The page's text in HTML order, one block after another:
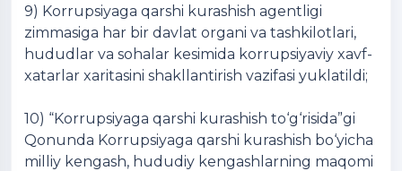
9) Korrupsiyaga qarshi kurashish agentligi
zimmasiga har bir davlat organi va tashkilotlari,
hududlar va sohalar kesimida korrupsiyaviy xavf-
xatarlar xaritasini shakllantirish vazifasi yuklatildi;
10) “Korrupsiyaga qarshi kurashish to‘g‘risida”gi
Qonunda Korrupsiyaga qarshi kurashish bo‘yicha
milliy kengash, hududiy kengashlarning maqomi